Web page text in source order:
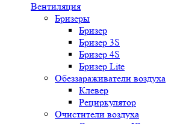
Вентиляция
Бризеры
Бризер
Бризер 3S
Бризер 4S
Бризер Lite
Обеззараживатели воздуха
Клевер
Рециркулятор
Очистители воздуха